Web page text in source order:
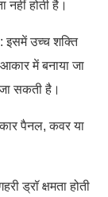
होती है।
इसमें उच्च शक्ति
में बनाया जा
सकती है।
पैनल, कवर या
ड्रॉ क्षमता होती